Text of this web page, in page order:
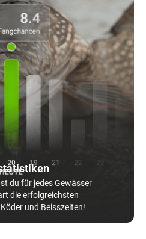
du für jedes Gewässer
die erfolgreichsten
und Beisszeiten!